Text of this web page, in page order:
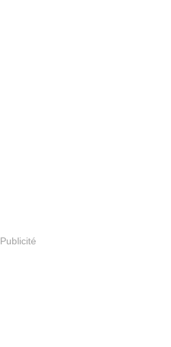
Publicité